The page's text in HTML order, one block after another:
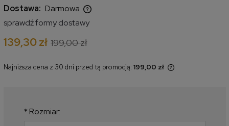
Dostawa: Darmowa
Cena nie zawiera ewentualnych kosztów płatności
sprawdź formy dostawy
139,30 zł 199,00 zł
Najniższa cena z 30 dni przed tą promocją: 199,00 zł
* Rozmiar: